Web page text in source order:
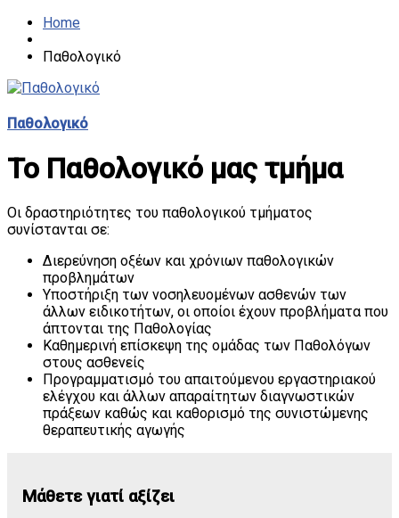
Home
Παθολογικό
Παθολογικό
Το Παθολογικό μας τμήμα
Οι δραστηριότητες του παθολογικού τμήματος
συνίστανται σε:
Διερεύνηση οξέων και χρόνιων παθολογικών
προβλημάτων
Υποστήριξη των νοσηλευομένων ασθενών των
άλλων ειδικοτήτων, οι οποίοι έχουν προβλήματα που
άπτονται της Παθολογίας
Καθημερινή επίσκεψη της ομάδας των Παθολόγων
στους ασθενείς
Προγραμματισμό του απαιτούμενου εργαστηριακού
ελέγχου και άλλων απαραίτητων διαγνωστικών
πράξεων καθώς και καθορισμό της συνιστώμενης
θεραπευτικής αγωγής
Μάθετε γιατί αξίζει